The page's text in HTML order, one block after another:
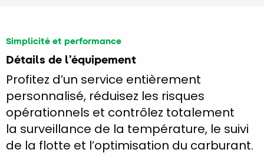
Simplicité et performance
Détails de l’équipement
Profitez d’un service entièrement
personnalisé, réduisez les risques
opérationnels et contrôlez totalement
la surveillance de la température, le suivi
de la flotte et l’optimisation du carburant.